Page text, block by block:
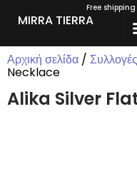
Free
MIRRA TIERRA
Αρχική σελίδα / Συλλογές
Necklace
Alika Silver